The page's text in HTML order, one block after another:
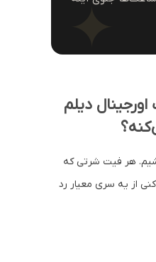
دیلم
هر فیت شرتی که
از یه سری معیار رد